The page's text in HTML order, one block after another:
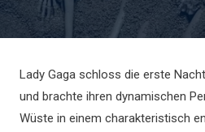
Lady Gaga schloss die erste
und brachte ihren dynamischen
Wüste in einem charakteristisch